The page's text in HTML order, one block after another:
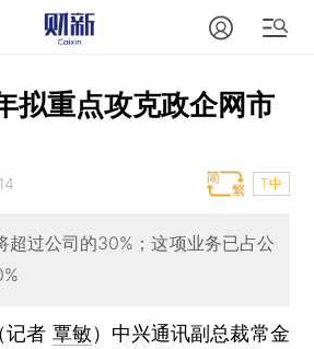
拟重点攻克政企网市
T中
超过公司的30%；这项业务已占公
记者 覃敏） 中兴通讯副总裁常金